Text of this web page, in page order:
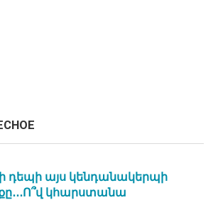
դեպի այս կենդանակերպի
կհարստանա